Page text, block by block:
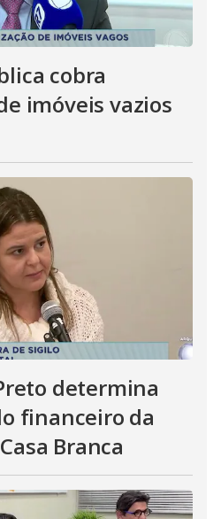
cobra
imóveis vazios
determina
financeiro da
Branca